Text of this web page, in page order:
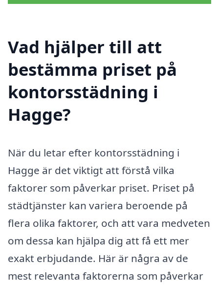
Vad hjälper till att
bestämma priset på
kontorsstädning i
Hagge?
När du letar efter kontorsstädning i
Hagge är det viktigt att förstå vilka
faktorer som påverkar priset. Priset på
städtjänster kan variera beroende på
flera olika faktorer, och att vara medveten
om dessa kan hjälpa dig att få ett mer
exakt erbjudande. Här är några av de
mest relevanta faktorerna som påverkar